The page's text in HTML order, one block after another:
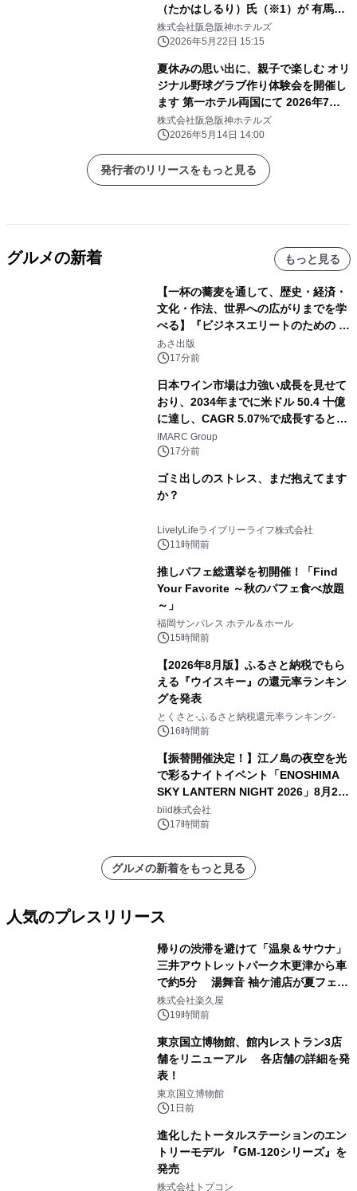
（たかはしるり）氏（※1）が 有馬温
泉の石で五右衛門風呂釜に石彫刻！
“浸かれる現代アート”が 「有馬温泉
株式会社阪急阪神ホテルズ
2026年5月22日 15:15
夏休みの思い出に、親子で楽しむ オリ
ジナル野球グラブ作り体験会を開催し
ます 第一ホテル両国にて 2026年7月
29日（水）
株式会社阪急阪神ホテルズ
2026年5月14日 14:00
発行者のリリースをもっと見る
グルメの新着 もっと見る
【一杯の蕎麦を通して、歴史・経済・
文化・作法、世界への広がりまでを学
べる】『ビジネスエリートのための 教
養としての蕎麦』2026年8月25日
（火）発売
あさ出版
17分前
日本ワイン市場は力強い成長を見せて
おり、2034年までに米ドル 50.4 十億
に達し、CAGR 5.07%で成長すると予
測
IMARC Group
17分前
ゴミ出しのストレス、まだ抱えてます
か？
LivelyLifeライブリーライフ株式会社
11時間前
推しパフェ総選挙を初開催！「Find
Your Favorite ～秋のパフェ食べ放題
～」
福岡サンパレス ホテル＆ホール
15時間前
【2026年8月版】ふるさと納税でもら
える『ウイスキー』の還元率ランキン
グを発表
とくさと-ふるさと納税還元率ランキング-
16時間前
【振替開催決定！】江ノ島の夜空を光
で彩るナイトイベント「ENOSHIMA
SKY LANTERN NIGHT 2026」8月22
日(土)振替開催＆受付スタート！
biid株式会社
17時間前
グルメの新着をもっと見る
人気のプレスリリース
帰りの渋滞を避けて「温泉＆サウナ」
三井アウトレットパーク木更津から車
で約5分 湯舞音 袖ケ浦店が夏フェア
メニューを提供
株式会社楽久屋
19時間前
東京国立博物館、館内レストラン3店
舗をリニューアル 各店舗の詳細を発
表！
東京国立博物館
1日前
進化したトータルステーションのエン
トリーモデル 『GM-120シリーズ』を
発売
株式会社トプコン